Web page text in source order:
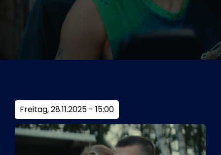
Tickets
Kurier Romy 2026
Freitag, 28.11.2025 - 15:00